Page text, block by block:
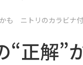
も ニトリのカラビナ
“正解